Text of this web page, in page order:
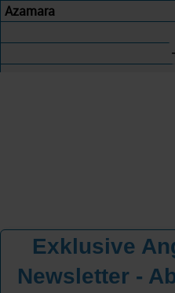
Azamara
Exklusive
Newsletter -